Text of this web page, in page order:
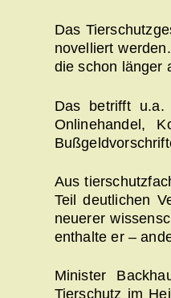
Das
novelliert
die schon länger
Das betrifft u.a.
Onlinehandel,
Aus
Teil deutlichen
neuerer
enthalte er –
Minister
Tierschutz im